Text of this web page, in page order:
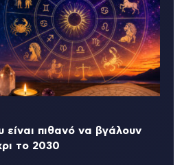
πιθανό να βγάλουν
το 2030